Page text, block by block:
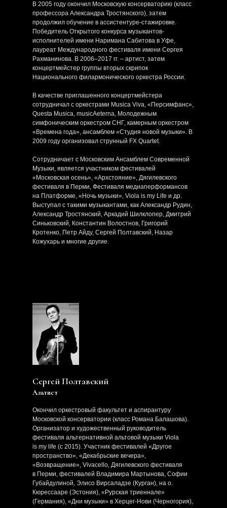
В 2005 году окончил Московскую консерваторию (класс
профессора Александра Тростянского), затем
продолжил обучение в ассистентуре-стажировке.
Победитель Открытого конкурса музыкантов-
исполнителей имени Наримана Сабитова в Уфе,
лауреат Международного фестиваля имени Сергея
Рахманинова. В 2006–2017 гг. – артист, затем
концертмейстер группы вторых скрипок
Национального филармонического оркестра России.
В качестве приглашенного концертмейстера
сотрудничал с оркестрами Musica Viva, «Персимфанс»,
Questa Musica, musicAeterna, Молодежным
симфоническим оркестром СНГ, камерным оркестром
«Времена года», ансамблем «Студия новой музыки». В
2009 году организовал струнный FX Quartet.
Сотрудничает с Московским Ансамблем Современной
Музыки, является участником фестивалей
«Московская осень», «Архстояние», Дягилевского
фестиваля в Перми, Фестиваля медиаперформансов
на Платформе, «Ночь музыки», Viola is my Life и др.
Выступал с такими музыкантами, как Александр Рудин,
Александр Тростянский, Аркадий Шилклопер, Дмитрий
Синьковский, Константин Волостнов, Григорий
Кротенко, Петр Айду, Сергей Полтавский, Назар
Кожухарь и многие другие.
Окончил оркестровый факультет и аспирантуру
Московской консерватории (класс Романа Балашова).
Организатор и художественный руководитель
фестиваля альтернативной альтовой музыки Viola
is my life (с 2015). Участник фестивалей «Другое
пространство», «Декабрьские вечера»,
«Возвращение», Vivacello, Дягилевского фестиваля
в Перми, фестивалей Владимира Мартынова, Софии
Губайдулиной, Элисо Вирсаладзе (Курган), на о.
Кюрессааре (Эстония), «Рурская триеннале»
(Германия), «Дни музыки» в Херцег-Нови (Черногория),
Сергей Полтавский
Альтист